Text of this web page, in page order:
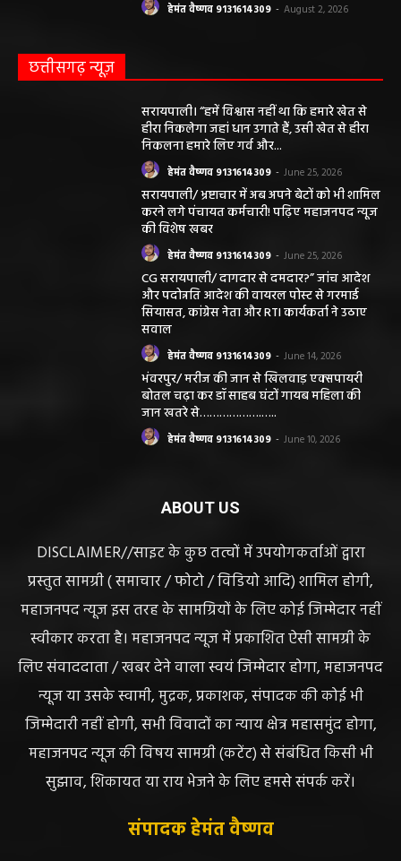
हेमंत वैष्णव 9131614309 - August 2, 2026
छत्तीसगढ़ न्यूज़
सरायपाली। “हमें विश्वास नहीं था कि हमारे खेत से
हीरा निकलेगा जहां धान उगाते हैं, उसी खेत से हीरा
निकलना हमारे लिए गर्व और...
हेमंत वैष्णव 9131614309 - June 25, 2026
सरायपाली/ भ्रष्टाचार में अब अपने बेटों को भी शामिल
करने लगे पंचायत कर्मचारी! पढ़िए महाजनपद न्यूज
की विशेष खबर
हेमंत वैष्णव 9131614309 - June 25, 2026
CG सरायपाली/ दागदार से दमदार?” जांच आदेश
और पदोन्नति आदेश की वायरल पोस्ट से गरमाई
सियासत, कांग्रेस नेता और RTI कार्यकर्ता ने उठाए
सवाल
हेमंत वैष्णव 9131614309 - June 14, 2026
भंवरपुर/ मरीज की जान से खिलवाड़ एक्सपायरी
बोतल चढ़ा कर डॉ साहब घंटों गायब महिला की
जान खतरे से……………….…..
हेमंत वैष्णव 9131614309 - June 10, 2026
ABOUT US
DISCLAIMER//साइट के कुछ तत्वों में उपयोगकर्ताओं द्वारा
प्रस्तुत सामग्री ( समाचार / फोटो / विडियो आदि) शामिल होगी,
महाजनपद न्यूज इस तरह के सामग्रियों के लिए कोई जिम्मेदार नहीं
स्वीकार करता है। महाजनपद न्यूज में प्रकाशित ऐसी सामग्री के
लिए संवाददाता / खबर देने वाला स्वयं जिम्मेदार होगा, महाजनपद
न्यूज या उसके स्वामी, मुद्रक, प्रकाशक, संपादक की कोई भी
जिम्मेदारी नहीं होगी, सभी विवादों का न्याय क्षेत्र महासमुंद होगा,
महाजनपद न्यूज की विषय सामग्री (कटेंट) से संबंधित किसी भी
सुझाव, शिकायत या राय भेजने के लिए हमसे संपर्क करें।
संपादक हेमंत वैष्णव